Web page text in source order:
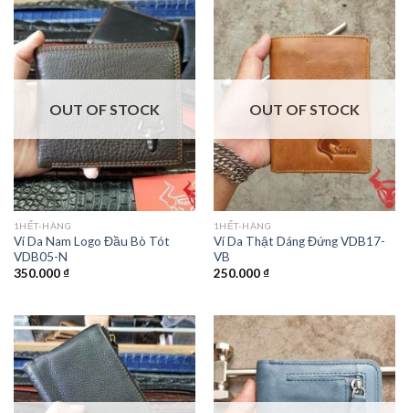
OUT OF STOCK
1HẾT-HÀNG
Ví Da Nam Logo Đầu Bò Tót
VDB05-N
350.000₫
OUT OF STOCK
1HẾT-HÀNG
Ví Da Thật Dáng Đứng VDB17-
VB
250.000₫